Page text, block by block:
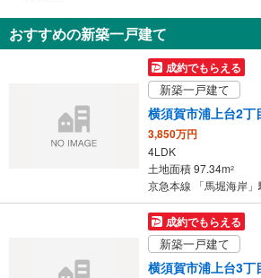
知
を
おすすめの新築一戸建て
成約でもらえる
新築一戸建て
横須賀市浦上台2丁
3,850万円
4LDK
土地面積 97.34m2
京急本線 「馬堀海岸
成約でもらえる
新築一戸建て
横須賀市浦上台3丁